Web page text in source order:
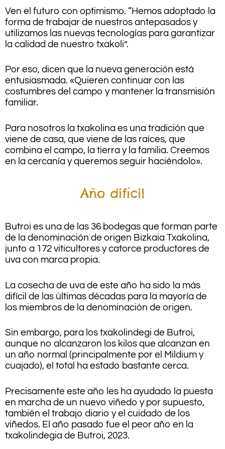
Ven el futuro con optimismo. “Hemos adoptado la
forma de trabajar de nuestros antepasados ​​y
utilizamos las nuevas tecnologías para garantizar
la calidad de nuestro txakoli”.
Por eso, dicen que la nueva generación está
entusiasmada. «Quieren continuar con las
costumbres del campo y mantener la transmisión
familiar.
Para nosotros la txakolina es una tradición que
viene de casa, que viene de las raíces, que
combina el campo, la tierra y la familia. Creemos
en la cercanía y queremos seguir haciéndolo».
Año difícil
Butroi es una de las 36 bodegas que forman parte
de la denominación de origen Bizkaia Txakolina,
junto a 172 viticultores y catorce productores de
uva con marca propia.
La cosecha de uva de este año ha sido la más
difícil de las últimas décadas para la mayoría de
los miembros de la denominación de origen.
Sin embargo, para los txakolindegi de Butroi,
aunque no alcanzaron los kilos que alcanzan en
un año normal (principalmente por el Mildium y
cuajado), el total ha estado bastante cerca.
Precisamente este año les ha ayudado la puesta
en marcha de un nuevo viñedo y por supuesto,
también el trabajo diario y el cuidado de los
viñedos. El año pasado fue el peor año en la
txakolindegia de Butroi, 2023.